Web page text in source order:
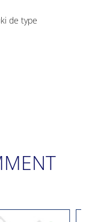
de type